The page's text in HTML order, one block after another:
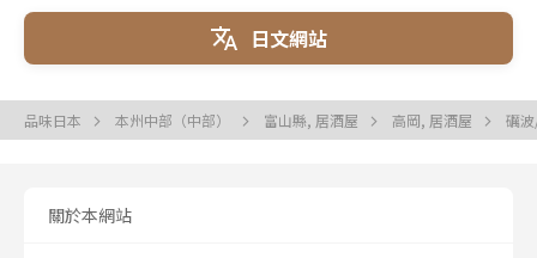
日文網站
品味日本 本州中部（中部） 富山縣, 居酒屋 高岡, 居酒屋 礪
關於本網站